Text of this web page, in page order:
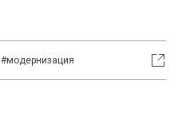
#модернизация